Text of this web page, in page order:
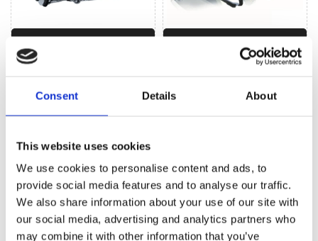
Consent Details About
This website uses cookies
We use cookies to personalise content and ads, to
provide social media features and to analyse our traffic.
We also share information about your use of our site with
our social media, advertising and analytics partners who
may combine it with other information that you’ve
Кліматизація (117)
Гібриди та
Електрички (4)